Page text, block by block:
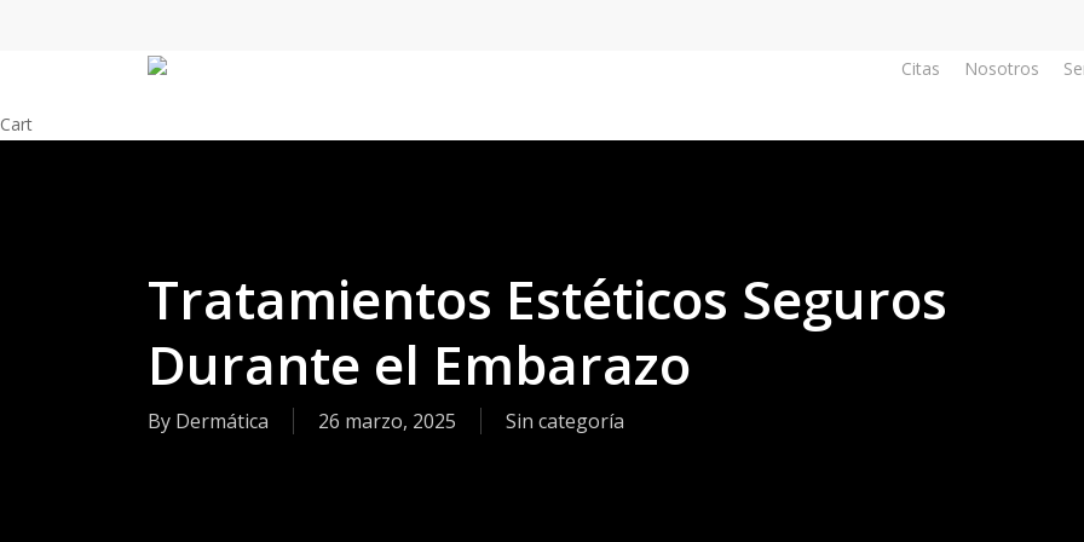
Citas Nosotros
CartClose
Tratamientos Estéticos Seguros
Durante el Embarazo
By Dermática 26 marzo, 2025 Sin categoría